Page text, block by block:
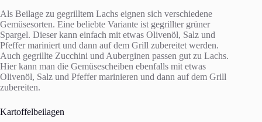
Als Beilage zu gegrilltem Lachs eignen sich verschiedene
Gemüsesorten. Eine beliebte Variante ist gegrillter grüner
Spargel. Dieser kann einfach mit etwas Olivenöl, Salz und
Pfeffer mariniert und dann auf dem Grill zubereitet werden.
Auch gegrillte Zucchini und Auberginen passen gut zu Lachs.
Hier kann man die Gemüsescheiben ebenfalls mit etwas
Olivenöl, Salz und Pfeffer marinieren und dann auf dem Grill
zubereiten.
Kartoffelbeilagen